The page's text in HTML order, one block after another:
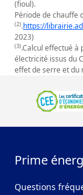
(fioul).
Période de chauffe
(2).https://
2023)
(3).Calcul effectué à
électricité issus du
effet de serre et du
Prime
Questions